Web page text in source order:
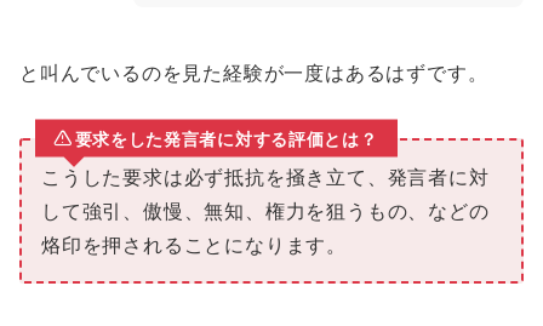
と叫んでいるのを見た経験が一度はあるはずです。
要求をした発言者に対する評価とは？
こうした要求は必ず抵抗を掻き立て、発言者に対
して強引、傲慢、無知、権力を狙うもの、などの
烙印を押されることになります。